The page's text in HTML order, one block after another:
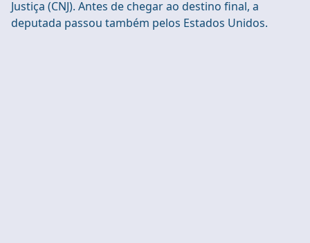
Justiça (CNJ). Antes de chegar ao destino final, a
deputada passou também pelos Estados Unidos.